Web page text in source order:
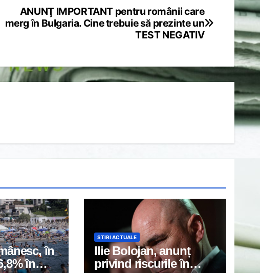
ANUNŢ IMPORTANT pentru românii care
merg în Bulgaria. Cine trebuie să prezinte un
TEST NEGATIV
în
în
STIRI ACTUALE
Ilie Bolojan, anunț
privind riscurile în